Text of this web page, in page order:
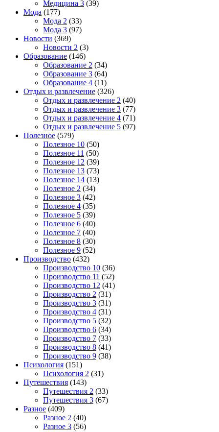
Медицина 3 (39)
Мода (177)
Мода 2 (33)
Мода 3 (97)
Новости (369)
Новости 2 (3)
Образование (146)
Образование 2 (34)
Образование 3 (64)
Образование 4 (11)
Отдых и развлечение (326)
Отдых и развлечение 2 (40)
Отдых и развлечение 3 (77)
Отдых и развлечение 4 (71)
Отдых и развлечение 5 (97)
Полезное (579)
Полезное 10 (50)
Полезное 11 (50)
Полезное 12 (39)
Полезное 13 (73)
Полезное 14 (13)
Полезное 2 (34)
Полезное 3 (42)
Полезное 4 (35)
Полезное 5 (39)
Полезное 6 (40)
Полезное 7 (40)
Полезное 8 (30)
Полезное 9 (52)
Производство (432)
Производство 10 (36)
Производство 11 (52)
Производство 12 (41)
Производство 2 (31)
Производство 3 (31)
Производство 4 (31)
Производство 5 (32)
Производство 6 (34)
Производство 7 (33)
Производство 8 (41)
Производство 9 (38)
Психология (151)
Психология 2 (31)
Путешествия (143)
Путешествия 2 (33)
Путешествия 3 (67)
Разное (409)
Разное 2 (40)
Разное 3 (56)